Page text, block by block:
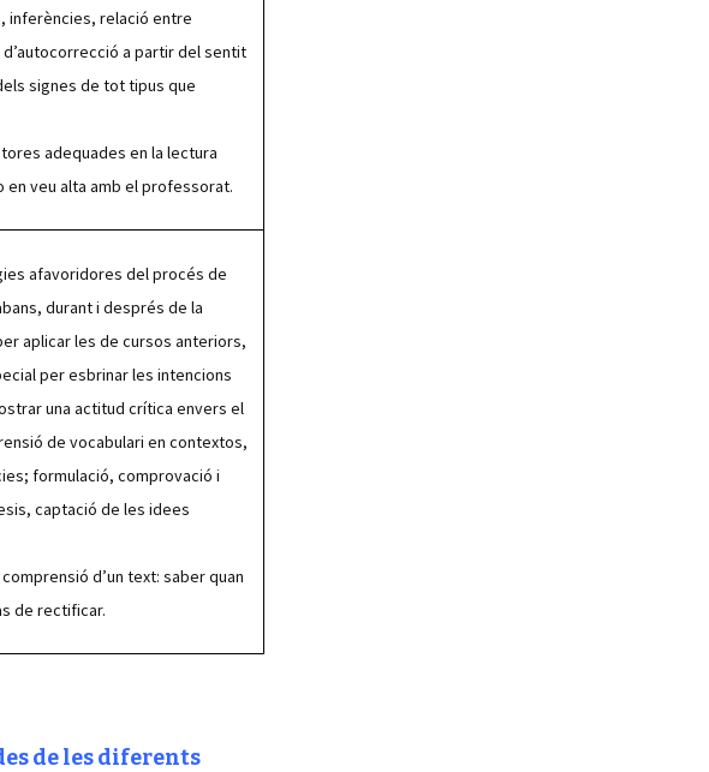
inferències, relació entre
a partir del sentit
signes de tot tipus que
adequades en la lectura
en veu alta amb el professorat.
afavoridores del procés de
durant i després de la
aplicar les de cursos anteriors,
per esbrinar les intencions
una actitud crítica envers el
de vocabulari en contextos,
formulació, comprovació i
captació de les idees
d’un text: saber quan
de rectificar.
de les diferents